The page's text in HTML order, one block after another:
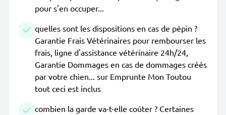
pour s'en occuper...
quelles sont les dispositions en cas de pépin ?
Garantie Frais Vétérinaires pour rembourser les
frais, ligne d'assistance vétérinaire 24h/24,
Garantie Dommages en cas de dommages créés
par votre chien... sur Emprunte Mon Toutou
tout ceci est inclus
combien la garde va-t-elle coûter ? Certaines